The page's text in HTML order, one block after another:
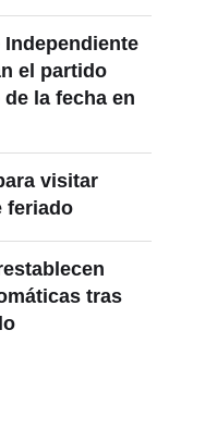
el partido
la fecha en
visitar
feriado
tras